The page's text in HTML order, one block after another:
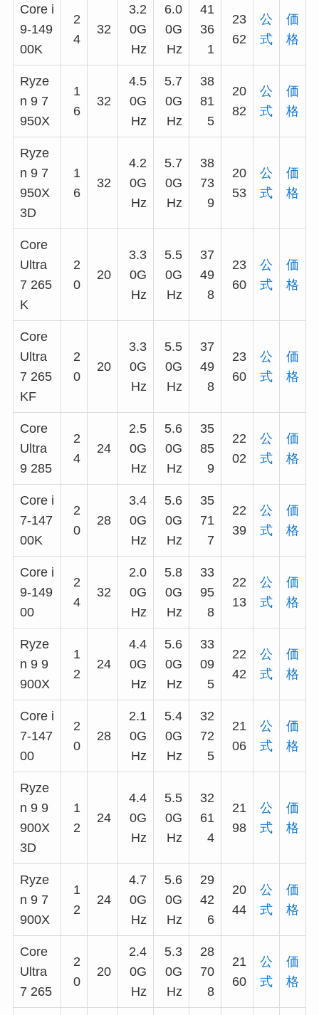
Core i
9-149
00K
2
4
32
3.2
0G
Hz
6.0
0G
Hz
41
36
1
23
62
公
式
価
格
Ryze
n 9 7
950X
1
6
32
4.5
0G
Hz
5.7
0G
Hz
38
81
5
20
82
公
式
価
格
Ryze
n 9 7
950X
3D
1
6
32
4.2
0G
Hz
5.7
0G
Hz
38
73
9
20
53
公
式
価
格
Core
Ultra
7 265
K
2
0
20
3.3
0G
Hz
5.5
0G
Hz
37
49
8
23
60
公
式
価
格
Core
Ultra
7 265
KF
2
0
20
3.3
0G
Hz
5.5
0G
Hz
37
49
8
23
60
公
式
価
格
Core
Ultra
9 285
2
4
24
2.5
0G
Hz
5.6
0G
Hz
35
85
9
22
02
公
式
価
格
Core i
7-147
00K
2
0
28
3.4
0G
Hz
5.6
0G
Hz
35
71
7
22
39
公
式
価
格
Core i
9-149
00
2
4
32
2.0
0G
Hz
5.8
0G
Hz
33
95
8
22
13
公
式
価
格
Ryze
n 9 9
900X
1
2
24
4.4
0G
Hz
5.6
0G
Hz
33
09
5
22
42
公
式
価
格
Core i
7-147
00
2
0
28
2.1
0G
Hz
5.4
0G
Hz
32
72
5
21
06
公
式
価
格
Ryze
n 9 9
900X
3D
1
2
24
4.4
0G
Hz
5.5
0G
Hz
32
61
4
21
98
公
式
価
格
Ryze
n 9 7
900X
1
2
24
4.7
0G
Hz
5.6
0G
Hz
29
42
6
20
44
公
式
価
格
Core
Ultra
7 265
2
0
20
2.4
0G
Hz
5.3
0G
Hz
28
70
8
21
60
公
式
価
格